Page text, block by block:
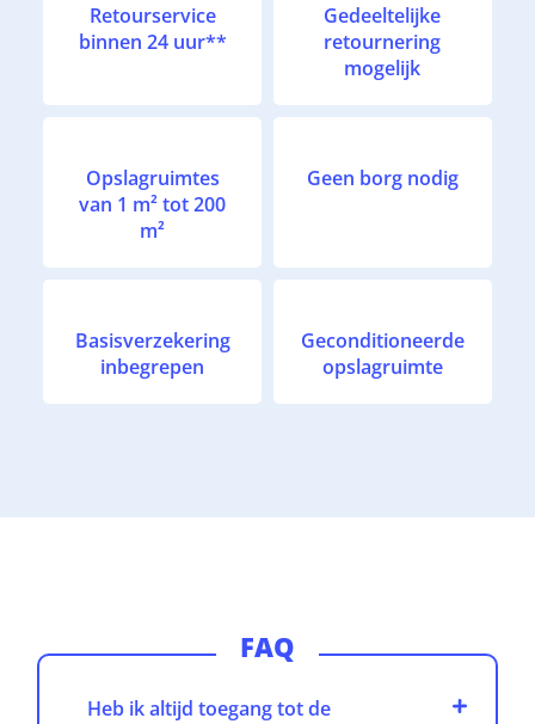
Retourservice
binnen 24 uur**
Gedeeltelijke
retournering
mogelijk
Opslagruimtes
van 1 m² tot 200
m²
Geen borg nodig
Basisverzekering
inbegrepen
Geconditioneerde
opslagruimte
FAQ
Heb ik altijd toegang tot de